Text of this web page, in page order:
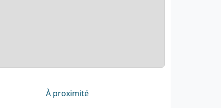
À proximité